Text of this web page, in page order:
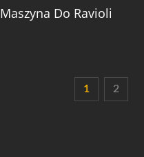
Maszyna Do Ravioli
1 2